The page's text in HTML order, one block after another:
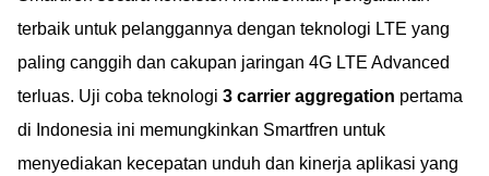
terbaik untuk pelanggannya dengan teknologi LTE yang
paling canggih dan cakupan jaringan 4G LTE Advanced
terluas. Uji coba teknologi 3 carrier aggregation pertama
di Indonesia ini memungkinkan Smartfren untuk
menyediakan kecepatan unduh dan kinerja aplikasi yang